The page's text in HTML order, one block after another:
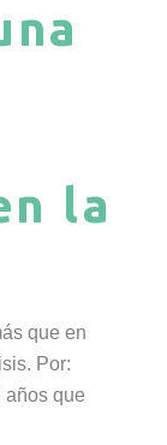
la
que en
Por:
que